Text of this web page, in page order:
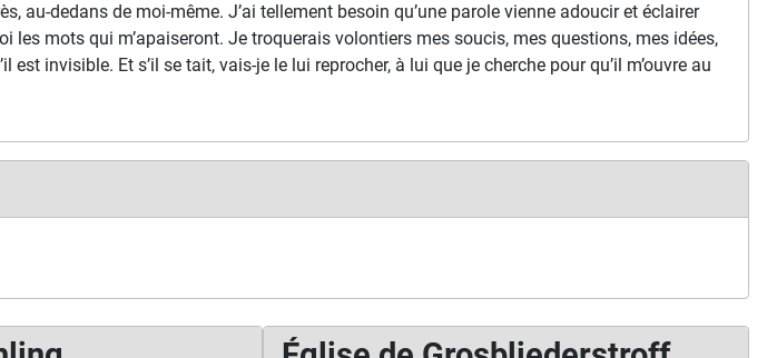
au-dedans de moi-même. J’ai tellement besoin qu’une parole vienne adoucir et éclairer
mots qui m’apaiseront. Je troquerais volontiers mes soucis, mes questions, mes idées,
invisible. Et s’il se tait, vais-je le lui reprocher, à lui que je cherche pour qu’il m’ouvre au